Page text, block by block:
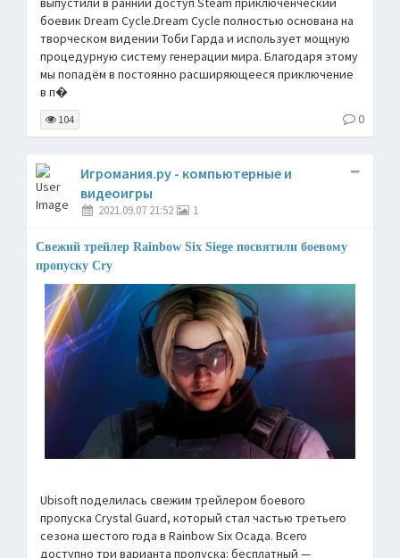
боевик Dream Cycle.Dream Cycle полностью основана на
творческом видении Тоби Гарда и использует мощную
процедурную систему генерации мира. Благодаря этому
мы попадём в постоянно расширяющееся приключение
в п�
104 0
Игромания.ру - компьютерные и
видеоигры
2021.09.07 21:52 1
Свежий трейлер Rainbow Six Siege посвятили боевому
пропуску Cry
Ubisoft поделилась свежим трейлером боевого
пропуска Crystal Guard, который стал частью третьего
сезона шестого года в Rainbow Six Осада. Всего
доступно три варианта пропуска: бесплатный —